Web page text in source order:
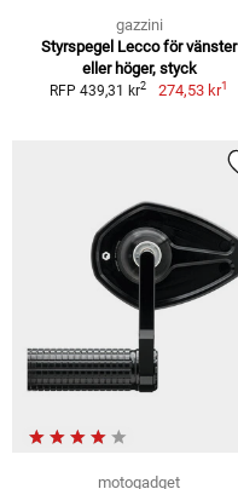
gazzini
Styrspegel Lecco för vänster
eller höger, styck
RFP 439,31 kr2 274,53 kr1
motogadget